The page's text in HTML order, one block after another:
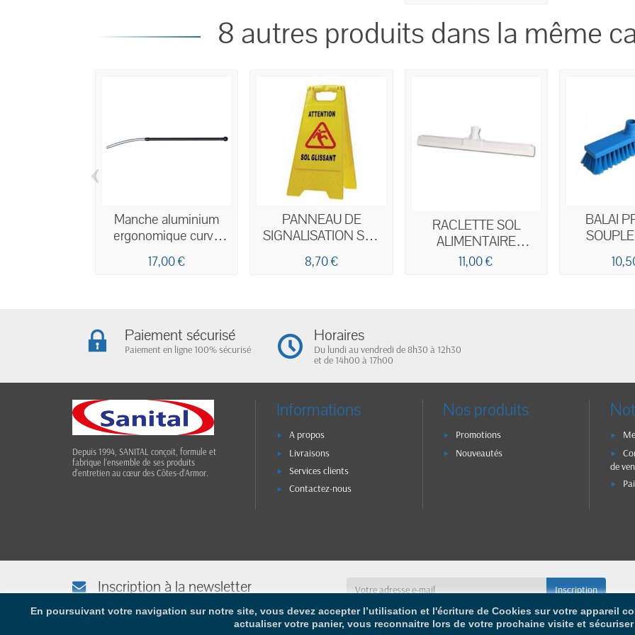
8 autres produits dans la même
Manche aluminium
ergonomique curve
réglable 1,70M
17,00 €
PANNEAU DE
SIGNALISATION SOL
GLISSANT H. 62CM
8,70 €
RACLETTE SOL
ALIMENTAIRE
MOUSSE BLANCHE
11,00 €
BALAI
‹
Paiement sécurisé
Paiement en ligne 100% sécurisé
Horaires
Du lundi au vendredi de 8h30 à 12h30
et de 14h00 à 17h00
Depuis 1994, SANITAL conçoit, formule et
fabrique l’ensemble de ses produits
d’entretien au cœur des Côtes-d’Armor.
Informations
A propos
Livraisons
Services clients
Contactez-nous
Nos produits
Promotions
Nouveautés
de
En poursuivant votre navigation sur notre site, vous devez accepter l’utilisation et l'écriture de Cookies sur votre appareil
actualiser votre panier, vous reconnaitre lors de votre prochaine visite et
Inscription à la newsletter
Afin de vous tenir informé(e), saisissez votre adresse e-mail